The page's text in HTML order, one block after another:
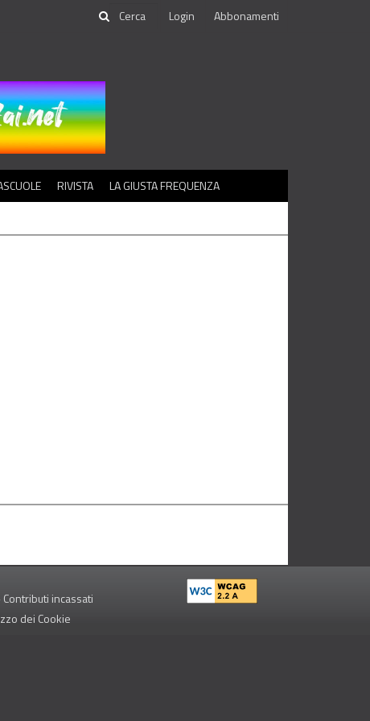
Login Abbonamenti
RIVISTA LA GIUSTA FREQUENZA
Contributi incassati
dei Cookie